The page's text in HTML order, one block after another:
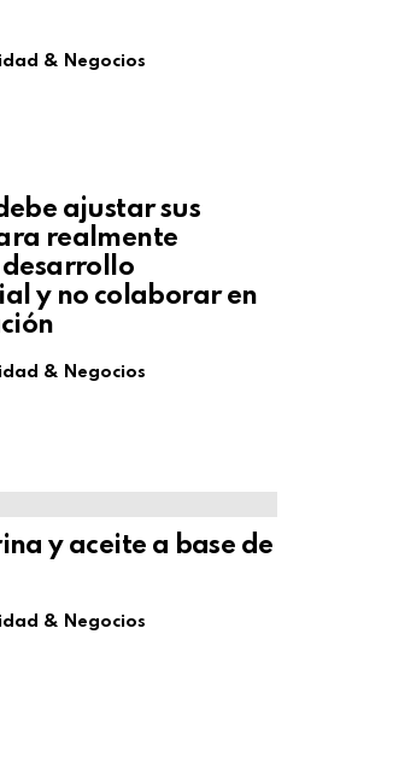
& Negocios
ajustar sus
realmente
y no colaborar en
& Negocios
y aceite a base de
& Negocios